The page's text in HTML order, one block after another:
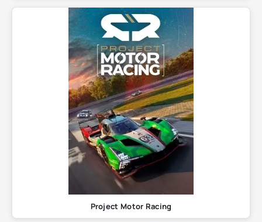
Project Motor Racing